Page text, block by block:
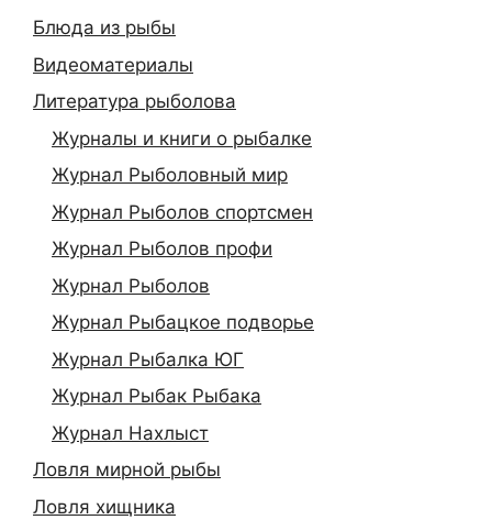
Блюда из рыбы
Видеоматериалы
Литература рыболова
Журналы и книги о рыбалке
Журнал Рыболовный мир
Журнал Рыболов спортсмен
Журнал Рыболов профи
Журнал Рыболов
Журнал Рыбацкое подворье
Журнал Рыбалка ЮГ
Журнал Рыбак Рыбака
Журнал Нахлыст
Ловля мирной рыбы
Ловля хищника